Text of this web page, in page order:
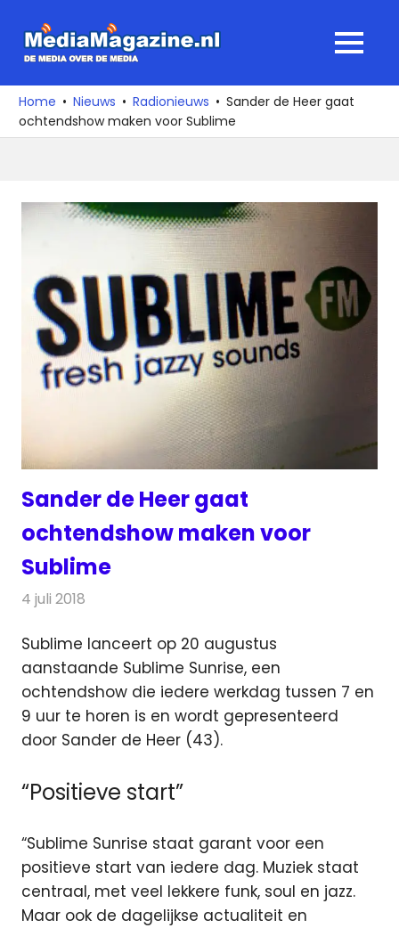
naar
media
over
de
MENU
Home Nieuws Radionieuws
Sander de Heer gaat
ochtendshow maken voor Sublime
Sander de Heer gaat
ochtendshow maken voor
Sublime
4 juli 2018
Sublime lanceert op 20 augustus
aanstaande Sublime Sunrise, een
ochtendshow die iedere werkdag tussen 7 en
9 uur te horen is en wordt gepresenteerd
door Sander de Heer (43).
“Positieve start”
“Sublime Sunrise staat garant voor een
positieve start van iedere dag. Muziek staat
centraal, met veel lekkere funk, soul en jazz.
Maar ook de dagelijkse actualiteit en